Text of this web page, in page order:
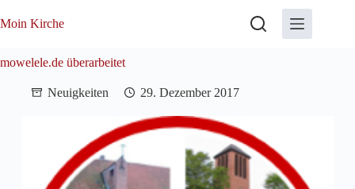
Inhalt
Moin Kirche
mowelele.de überarbeitet
Neuigkeiten 29. Dezember 2017